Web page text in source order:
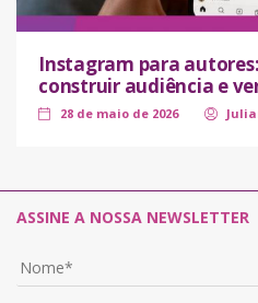
Instagram para
construir audiência e
28 de maio de 2026
ASSINE A NOSSA NEWSLETTER